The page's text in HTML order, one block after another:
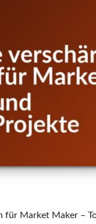
für Market Maker –